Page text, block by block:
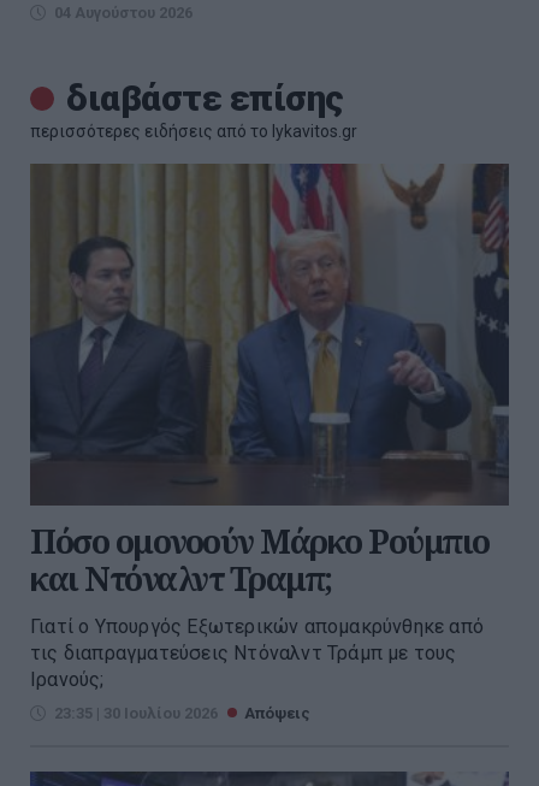
04 Αυγούστου 2026
διαβάστε επίσης
περισσότερες ειδήσεις από το lykavitos.gr
Πόσο ομονοούν Μάρκο Ρούμπιο
και Ντόναλντ Τραμπ;
Γιατί ο Υπουργός Εξωτερικών απομακρύνθηκε από
τις διαπραγματεύσεις Ντόναλντ Τράμπ με τους
Ιρανούς;
23:35 | 30 Ιουλίου 2026 Απόψεις